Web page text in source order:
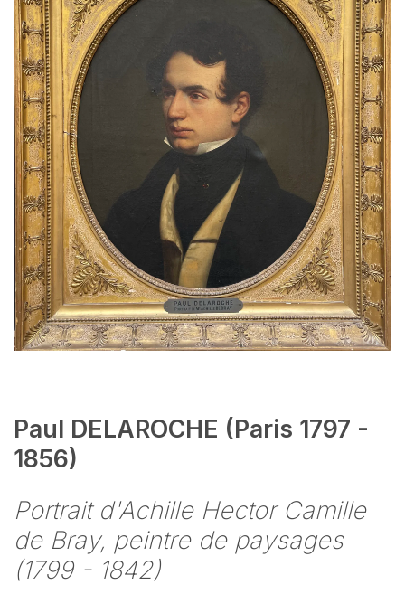
Paul DELAROCHE (Paris 1797 -
1856)
Portrait d'Achille Hector Camille
de Bray, peintre de paysages
(1799 - 1842)